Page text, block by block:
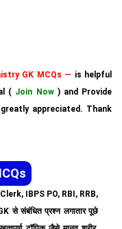
GK MCQs — is helpful
( Join Now) and Provide
appreciated. Thank
Clerk, IBPS PO, RBI, RRB,
से संबंधित प्रश्न लगातार पूछे